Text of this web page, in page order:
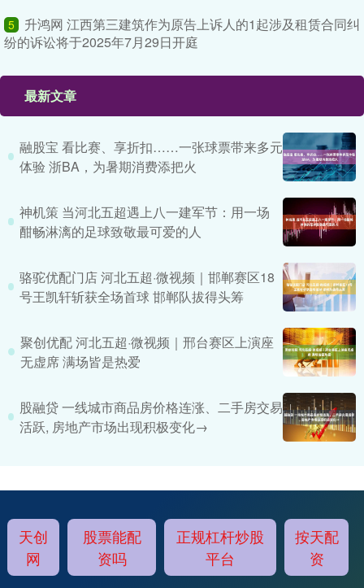
5
升鸿网 江西第三建筑作为原告上诉人的1起涉及租赁合同纠
纷的诉讼将于2025年7月29日开庭
最新文章
融股宝 看比赛、享折扣……一张球票带来多元
体验 浙BA，为暑期消费添把火
神机策 当河北五超遇上八一建军节：用一场
酣畅淋漓的足球致敬最可爱的人
骆驼优配门店 河北五超·微视频｜邯郸赛区18
号王凯轩斩获全场首球 邯郸队拔得头筹
聚创优配 河北五超·微视频｜邢台赛区上演座
无虚席 满场皆是热爱
股融贷 一线城市商品房价格连涨、二手房交易
活跃, 房地产市场出现积极变化→
天创
网
股票能配
资吗
正规杠杆炒股
平台
按天配
资